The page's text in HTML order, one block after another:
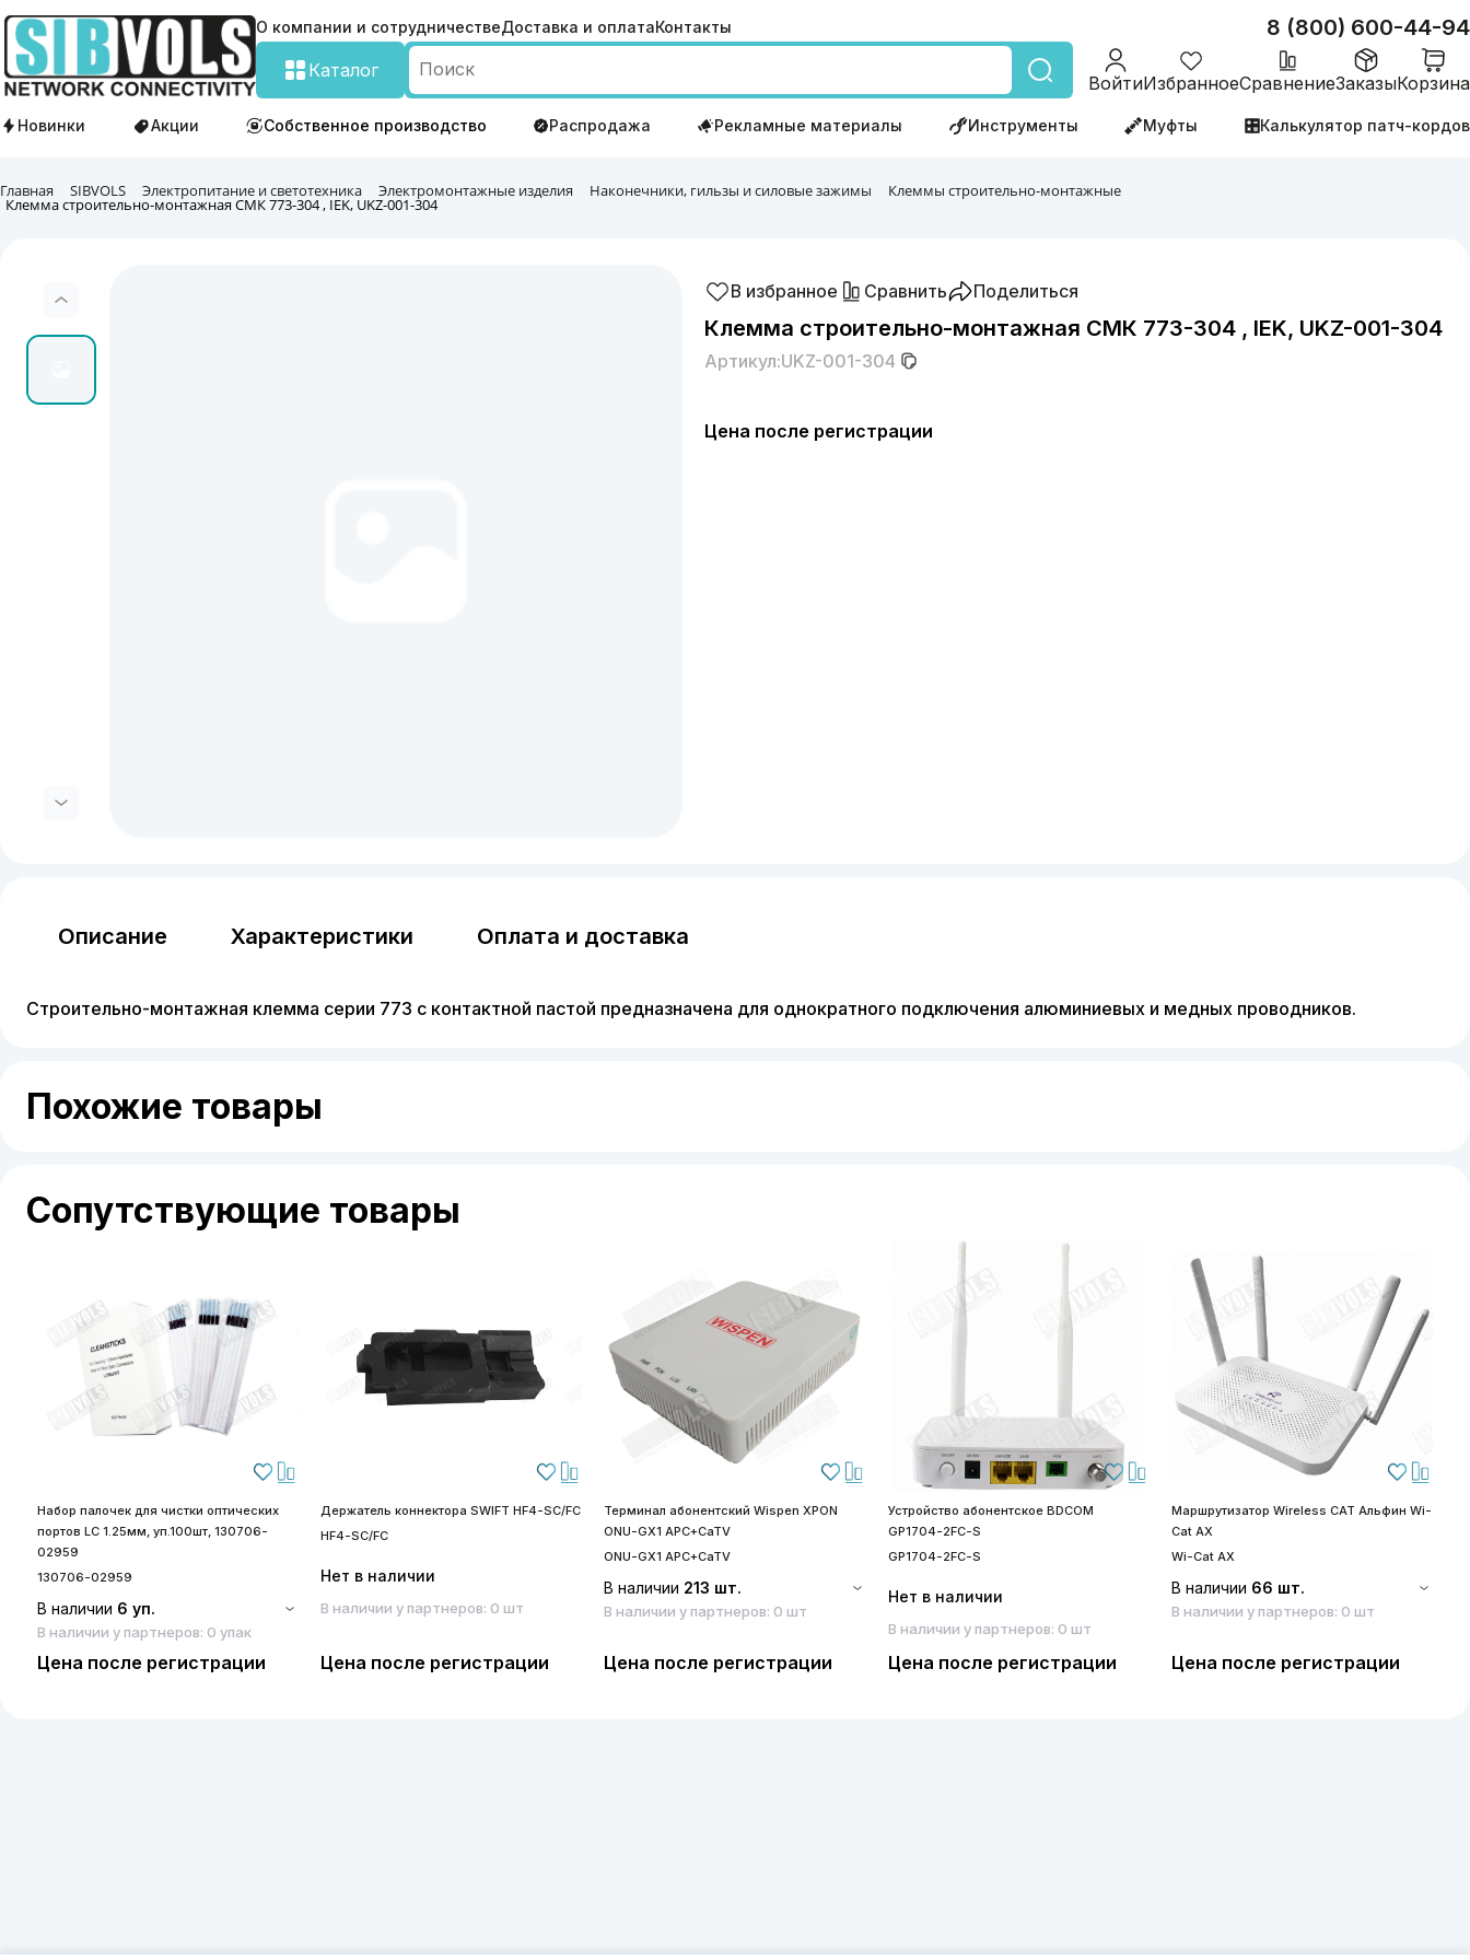
О компании и сотрудничествеДоставка и оплатаКонтакты 8 (800) 600-44-94
Каталог
ВойтиИзбранноеСравнениеЗаказыКорзина
Новинки Акции Собственное производство Распродажа Рекламные материалы Инструменты Муфты Калькулятор патч-кордов
Главная SIBVOLS Электропитание и светотехника Электромонтажные изделия Наконечники, гильзы и силовые зажимы Клеммы строительно-монтажные
Клемма строительно-монтажная СМК 773-304 , IEK, UKZ-001-304
В избранное Сравнить Поделиться
Клемма строительно-монтажная СМК 773-304 , IEK, UKZ-001-304
Артикул:UKZ-001-304
Цена после регистрации
Описание Характеристики Оплата и доставка
Строительно-монтажная клемма серии 773 c контактной пастой предназначена для однократного подключения алюминиевых и медных проводников.
Похожие товары
Сопутствующие товары
Набор палочек для чистки оптических
портов LC 1.25мм, уп.100шт, 130706-
02959
130706-02959
В наличии 6 уп.
В наличии у партнеров: 0 упак
Цена после регистрации
Держатель коннектора SWIFT HF4-SC/FC
HF4-SC/FC
Нет в наличии
В наличии у партнеров: 0 шт
Цена после регистрации
Терминал абонентский Wispen XPON
ONU-GX1 APC+CaTV
ONU-GX1 APC+CaTV
В наличии 213 шт.
В наличии у партнеров: 0 шт
Цена после регистрации
Устройство абонентское BDCOM
GP1704-2FC-S
GP1704-2FC-S
Нет в наличии
В наличии у партнеров: 0 шт
Цена после регистрации
Маршрутизатор Wireless CAT Альфин Wi-
Cat AX
Wi-Cat AX
В наличии 66 шт.
В наличии у партнеров: 0 шт
Цена после регистрации